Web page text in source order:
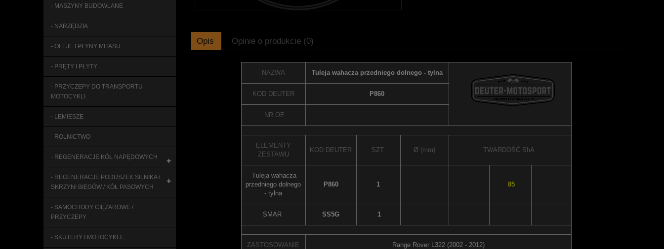
- MASZYNY BUDOWLANE
- NARZĘDZIA
- OLEJE I PŁYNY MITASU
- PRĘTY I PŁYTY
- PRZYCZEPY DO TRANSPORTU
MOTOCYKLI
- LEMIESZE
- ROLNICTWO
- REGENERACJE KÓŁ NAPĘDOWYCH +
- REGENERACJE PODUSZEK SILNIKA /
SKRZYNI BIEGÓW / KÓŁ PASOWYCH
+
- SAMOCHODY CIĘŻAROWE /
PRZYCZEPY
- SKUTERY I MOTOCYKLE
Opis Opinie o produkcie (0)
NAZWA Tuleja wahacza przedniego dolnego - tylna
KOD DEUTER P860
NR OE
ELEMENTY
ZESTAWU
KOD DEUTER SZT. Ø (mm) TWARDOŚĆ ShA
Tuleja wahacza
przedniego dolnego
- tylna
P860 1 85
SMAR SS5G 1
ZASTOSOWANIE Range Rover L322 (2002 - 2012)